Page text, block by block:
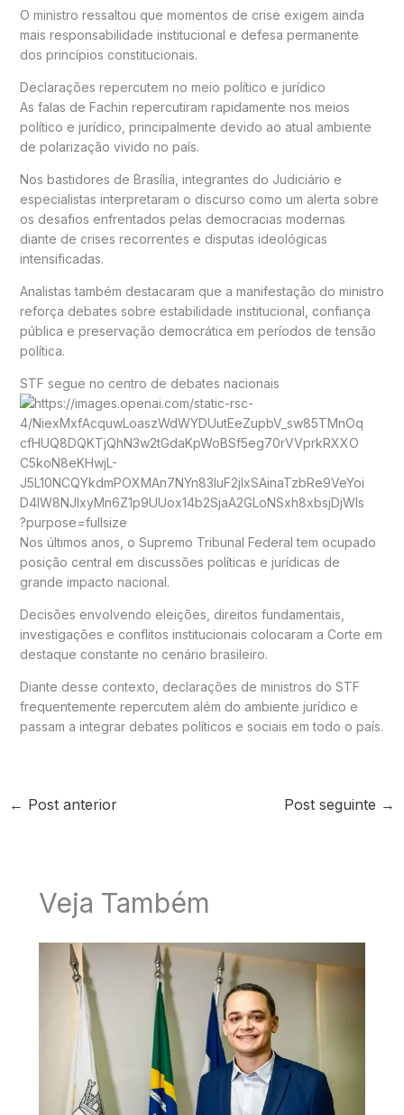
O ministro ressaltou que momentos de crise exigem ainda
mais responsabilidade institucional e defesa permanente
dos princípios constitucionais.
Declarações repercutem no meio político e jurídico
As falas de Fachin repercutiram rapidamente nos meios
político e jurídico, principalmente devido ao atual ambiente
de polarização vivido no país.
Nos bastidores de Brasília, integrantes do Judiciário e
especialistas interpretaram o discurso como um alerta sobre
os desafios enfrentados pelas democracias modernas
diante de crises recorrentes e disputas ideológicas
intensificadas.
Analistas também destacaram que a manifestação do ministro
reforça debates sobre estabilidade institucional, confiança
pública e preservação democrática em períodos de tensão
política.
STF segue no centro de debates nacionais
Nos últimos anos, o Supremo Tribunal Federal tem ocupado
posição central em discussões políticas e jurídicas de
grande impacto nacional.
Decisões envolvendo eleições, direitos fundamentais,
investigações e conflitos institucionais colocaram a Corte em
destaque constante no cenário brasileiro.
Diante desse contexto, declarações de ministros do STF
frequentemente repercutem além do ambiente jurídico e
passam a integrar debates políticos e sociais em todo o país.
← Post anterior Post seguinte →
Veja Também